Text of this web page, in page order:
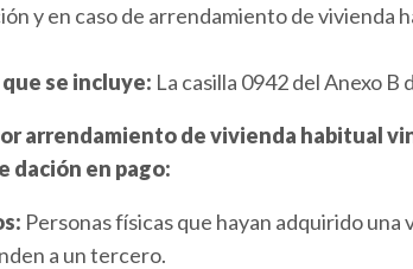
y en caso de arrendamiento de vivienda
se incluye: La casilla 0942 del Anexo B
arrendamiento de vivienda habitual
dación en pago:
Personas físicas que hayan adquirido
a un tercero.